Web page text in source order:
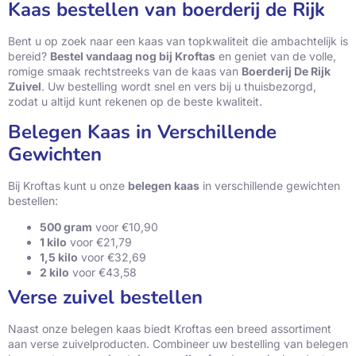
Kaas bestellen van boerderij de Rijk
Bent u op zoek naar een kaas van topkwaliteit die ambachtelijk is
bereid? Bestel vandaag nog bij Kroftas en geniet van de volle,
romige smaak rechtstreeks van de kaas van Boerderij De Rijk
Zuivel. Uw bestelling wordt snel en vers bij u thuisbezorgd,
zodat u altijd kunt rekenen op de beste kwaliteit.
Belegen Kaas in Verschillende
Gewichten
Bij Kroftas kunt u onze belegen kaas in verschillende gewichten
bestellen:
500 gram voor €10,90
1 kilo voor €21,79
1,5 kilo voor €32,69
2 kilo voor €43,58
Verse zuivel bestellen
Naast onze belegen kaas biedt Kroftas een breed assortiment
aan verse zuivelproducten. Combineer uw bestelling van belegen